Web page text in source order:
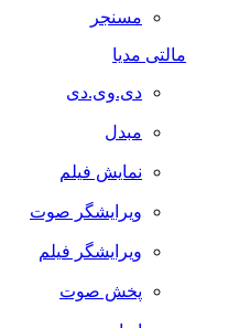
مسنجر
مالتی مدیا
دی.وی.دی
مبدل
نمایش فیلم
ویرایشگر صوت
ویرایشگر فیلم
پخش صوت